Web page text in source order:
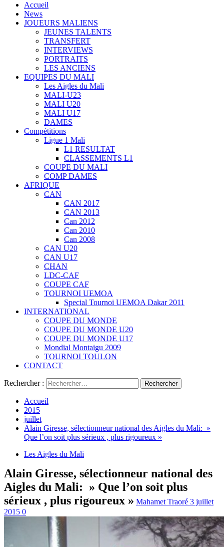
Accueil
News
JOUEURS MALIENS
JEUNES TALENTS
TRANSFERT
INTERVIEWS
PORTRAITS
LES ANCIENS
EQUIPES DU MALI
Les Aigles du Mali
MALI-U23
MALI U20
MALI U17
DAMES
Compétitions
Ligue 1 Mali
L1 RESULTAT
CLASSEMENTS L1
COUPE DU MALI
COMP DAMES
AFRIQUE
CAN
CAN 2017
CAN 2013
Can 2012
Can 2010
Can 2008
CAN U20
CAN U17
CHAN
LDC-CAF
COUPE CAF
TOURNOI UEMOA
Special Tournoi UEMOA Dakar 2011
INTERNATIONAL
COUPE DU MONDE
COUPE DU MONDE U20
COUPE DU MONDE U17
Mondial Montaigu 2009
TOURNOI TOULON
CONTACT
Rechercher :
Accueil
2015
juillet
Alain Giresse, sélectionneur national des Aigles du Mali: »
Que l’on soit plus sérieux , plus rigoureux »
Les Aigles du Mali
Alain Giresse, sélectionneur national des
Aigles du Mali: » Que l’on soit plus
sérieux , plus rigoureux » Mahamet Traoré 3 juillet
2015 0